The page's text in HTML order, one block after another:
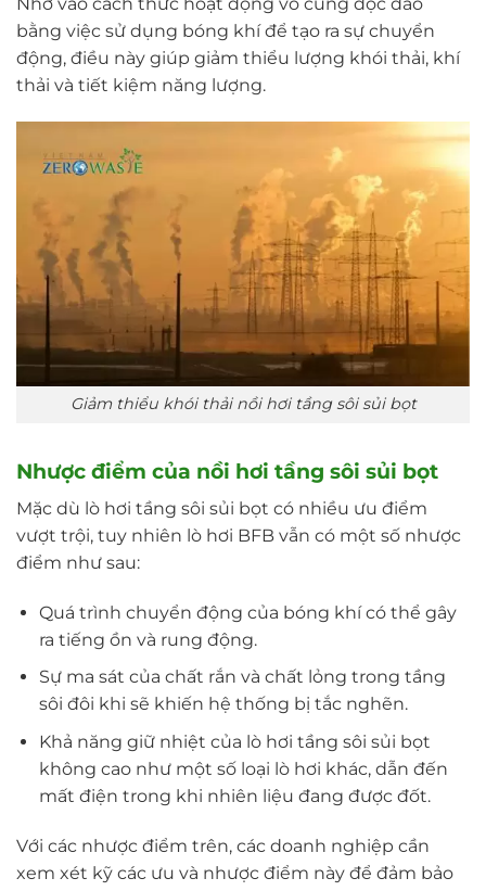
bằng việc sử dụng bóng khí để tạo ra sự chuyển
động, điều này giúp giảm thiểu lượng khói thải, khí
thải và tiết kiệm năng lượng.
Giảm thiểu khói thải nồi hơi tầng sôi sủi bọt
Nhược điểm của nồi hơi tầng sôi sủi bọt
Mặc dù lò hơi tầng sôi sủi bọt có nhiều ưu điểm
vượt trội, tuy nhiên lò hơi BFB vẫn có một số nhược
điểm như sau:
Quá trình chuyển động của bóng khí có thể gây
ra tiếng ồn và rung động.
Sự ma sát của chất rắn và chất lỏng trong tầng
sôi đôi khi sẽ khiến hệ thống bị tắc nghẽn.
Khả năng giữ nhiệt của lò hơi tầng sôi sủi bọt
không cao như một số loại lò hơi khác, dẫn đến
mất điện trong khi nhiên liệu đang được đốt.
Với các nhược điểm trên, các doanh nghiệp cần
xem xét kỹ các ưu và nhược điểm này để đảm bảo